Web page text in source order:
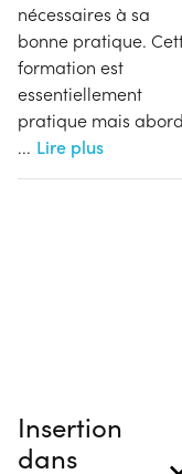
nécessaires à sa
bonne pratique.
formation est
essentiellement
pratique mais
... Lire plus
Insertion
dans